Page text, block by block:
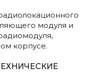
модуля и
корпусе.